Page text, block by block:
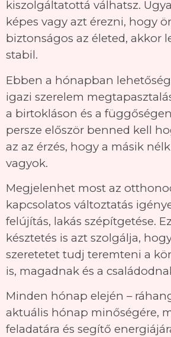
kiszolgáltatottá válhatsz.
képes vagy azt érezni, hogy
biztonságos az életed, akkor
stabil.
Ebben a hónapban
igazi szerelem
a birtokláson és a
persze először benned kell
az az érzés, hogy a másik
vagyok.
Megjelenhet most az
kapcsolatos változtatás
felújítás, lakás szépítgetése.
késztetés is azt szolgálja,
szeretetet tudj teremteni a
is, magadnak és a
Minden hónap elején –
aktuális hónap minőségére,
feladatára és segítő